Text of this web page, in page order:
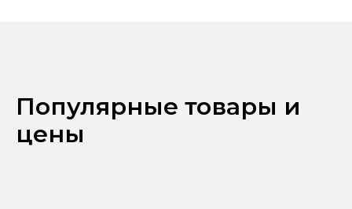
Популярные товары и
цены